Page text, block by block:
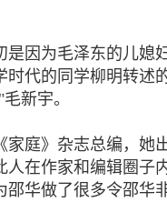
是因为毛泽东的儿媳
时代的同学柳明转述
新宇。
家庭》杂志总编，她
人在作家和编辑圈子
邵华做了很多令邵华